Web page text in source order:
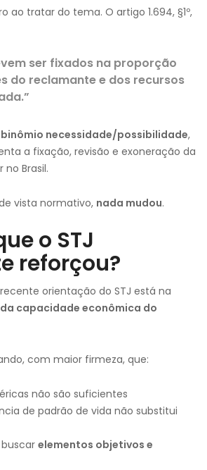
ao tratar do tema. O artigo 1.694, §1º,
ser fixados na proporção
do reclamante e dos recursos
binômio necessidade/possibilidade,
a fixação, revisão e exoneração da
Brasil.
vista normativo, nada mudou.
o STJ
reforçou?
orientação do STJ está na
capacidade econômica do
com maior firmeza, que:
não são suficientes
de padrão de vida não substitui
elementos objetivos e